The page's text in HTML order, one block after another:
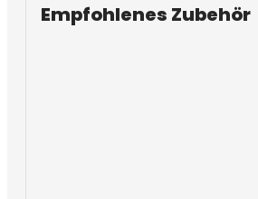
Empfohlenes Zubehör